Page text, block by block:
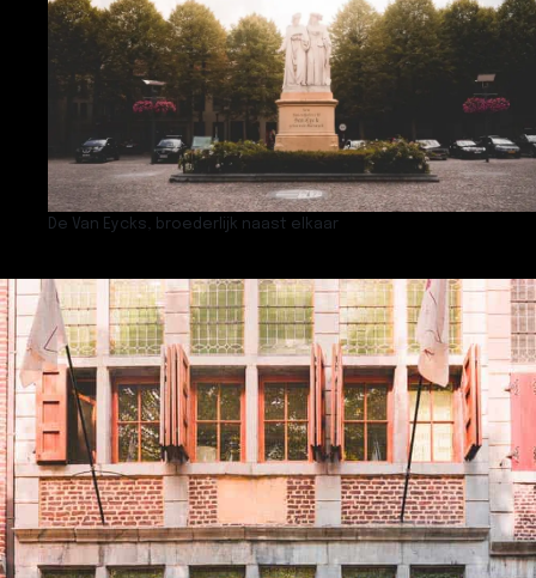
De Van Eycks, broederlijk naast elkaar